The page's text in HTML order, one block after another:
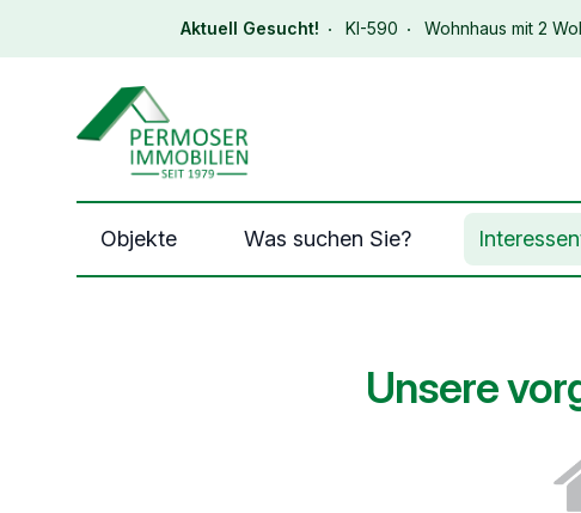
Aktuell Gesucht! KI-590 Wohnhaus mit 2
Immobilien Permoser Logo
Objekte Was suchen Sie?
Unsere